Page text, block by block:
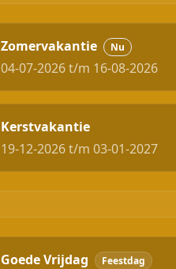
Zomervakantie Nu
04-07-2026 t/m 16-08-2026
Kerstvakantie
19-12-2026 t/m 03-01-2027
Goede Vrijdag Feestdag